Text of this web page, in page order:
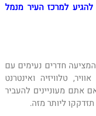
למרכז העיר מנמל
חדרים נעימים עם
טלוויזיה ואינטרנט
אתם מעוניינים להעביר
ליותר מזה.